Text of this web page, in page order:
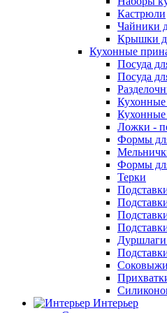
Кастрюли
Чайники
Крышки
Кухонные
Посуда
Посуда
Ложки -
Формы
Формы
Терки
Дуршлаги
Интерьер